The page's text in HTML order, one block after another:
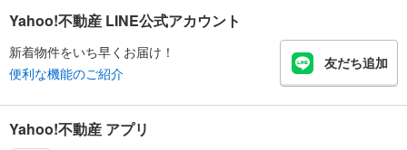
Yahoo!不動産 LINE公式アカウント
新着物件をいち早くお届け！
便利な機能のご紹介
友だち追加
Yahoo!不動産 アプリ